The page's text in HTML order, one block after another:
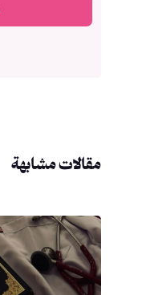
مقالات مشابهة